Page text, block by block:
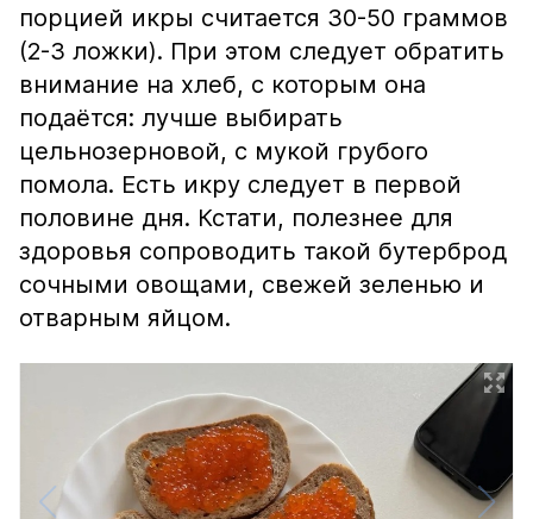
порцией икры считается 30-50 граммов
(2-3 ложки). При этом следует обратить
внимание на хлеб, с которым она
подаётся: лучше выбирать
цельнозерновой, с мукой грубого
помола. Есть икру следует в первой
половине дня. Кстати, полезнее для
здоровья сопроводить такой бутерброд
сочными овощами, свежей зеленью и
отварным яйцом.